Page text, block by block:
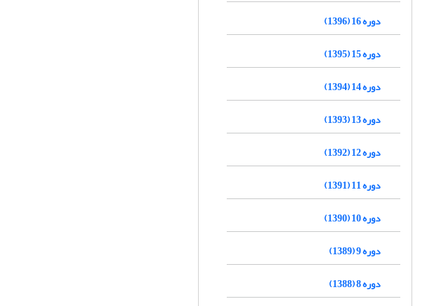
دوره 16 (1396)
دوره 15 (1395)
دوره 14 (1394)
دوره 13 (1393)
دوره 12 (1392)
دوره 11 (1391)
دوره 10 (1390)
دوره 9 (1389)
دوره 8 (1388)